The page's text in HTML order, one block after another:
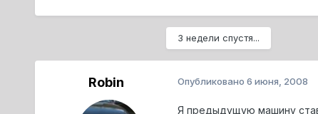
3 недели спустя...
Robin Опубликовано 6 июня, 2008
Я предыдущую машину